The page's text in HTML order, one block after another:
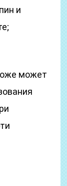
и
может